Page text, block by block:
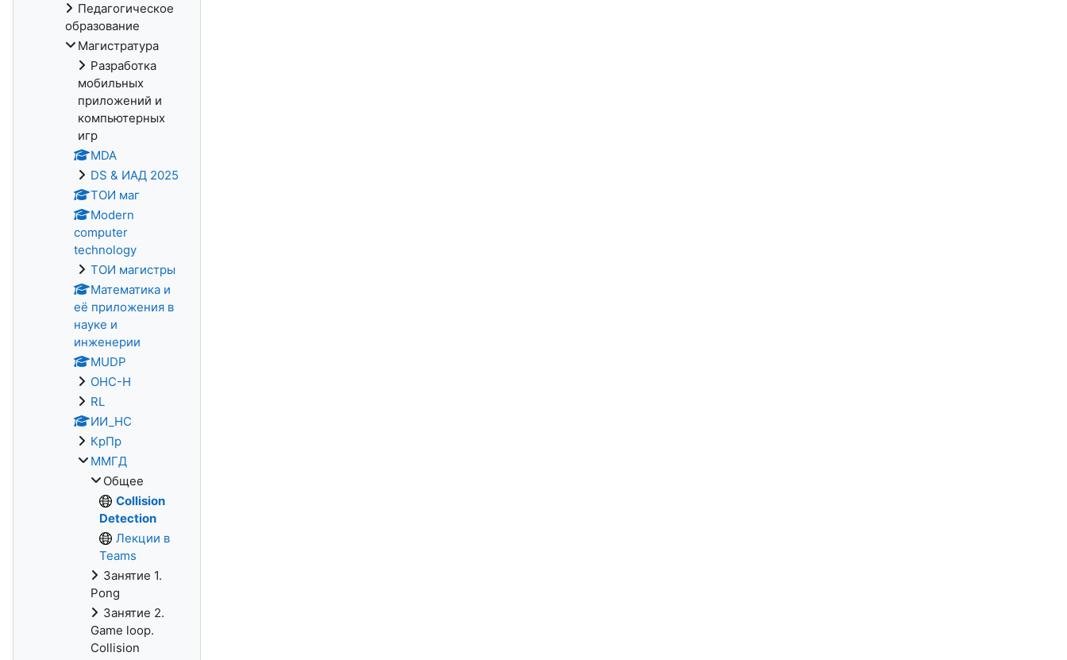
Педагогическое
образование
Магистратура
Разработка
мобильных
приложений и
компьютерных
игр
MDA
DS & ИАД 2025
ТОИ маг
Modern
computer
technology
ТОИ магистры
Математика и
её приложения в
науке и
инженерии
MUDP
ОНС-Н
RL
ИИ_НС
КрПр
ММГД
Общее
Collision
Detection
Лекции в
Teams
Занятие 1.
Pong
Занятие 2.
Game loop.
Collision